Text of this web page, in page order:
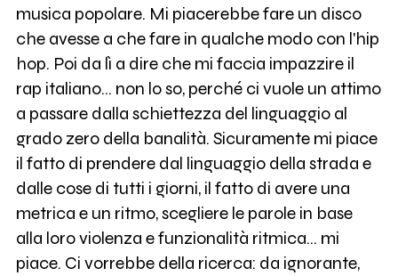
musica popolare. Mi piacerebbe fare un disco
che avesse a che fare in qualche modo con l'hip
hop. Poi da lì a dire che mi faccia impazzire il
rap italiano... non lo so, perché ci vuole un attimo
a passare dalla schiettezza del linguaggio al
grado zero della banalità. Sicuramente mi piace
il fatto di prendere dal linguaggio della strada e
dalle cose di tutti i giorni, il fatto di avere una
metrica e un ritmo, scegliere le parole in base
alla loro violenza e funzionalità ritmica... mi
piace. Ci vorrebbe della ricerca: da ignorante,